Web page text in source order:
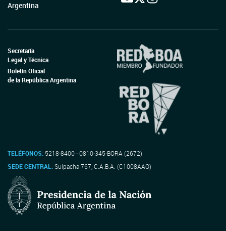
Argentina
Secretaría
Legal y Técnica
Boletín Oficial
de la República Argentina
TELÉFONOS: 5218-8400 - 0810-345-BORA (2672)
SEDE CENTRAL:Suipacha 767, C.A.B.A. (C1008AAO)